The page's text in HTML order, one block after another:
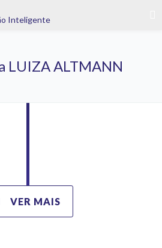
LUIZA ALTMANN
VER MAIS